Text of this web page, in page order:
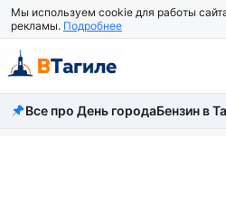
Мы используем cookie для работы
рекламы. Подробнее
Все новости
Все про День городаБензин в